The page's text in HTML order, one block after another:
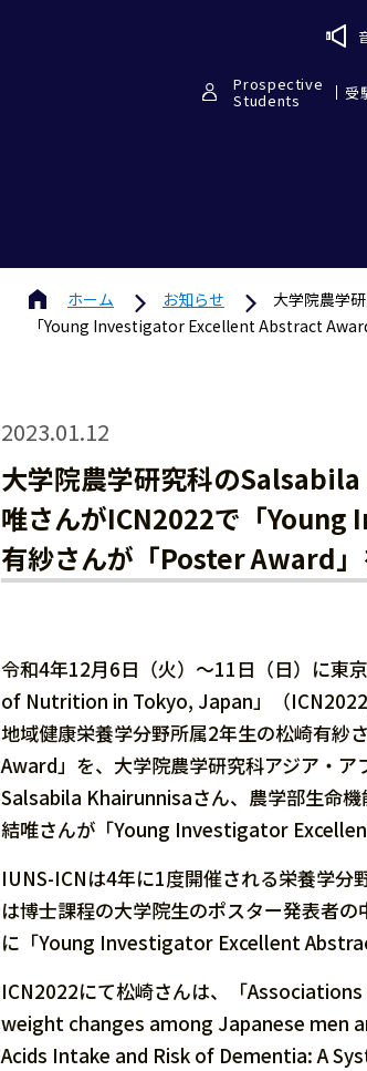
Prospective
Students 受
ホーム お知らせ
大学院農学
「Young Investigator Excellent Abstract
2023.01.12
大学院農学研究科の
唯さんがICN2022で「
有紗さんが「Poster Award」
令和4年12月6日（火）～11日（日）に東
of Nutrition in Tokyo, Japan」（ICN2022
地域健康栄養学分野所属2年生の松崎有
Award」を、大学院農学研究科アジア・
Salsabila Khairunnisaさん、農学部生命
結唯さんが「Young Investigator
IUNS-ICNは4年に1度開催される栄養学
は博士課程の大学院生のポスター発表者
に「Young Investigator Excellent
ICN2022にて松崎さんは、「
weight changes among Japanese men
Acids Intake and Risk of Dementia: A